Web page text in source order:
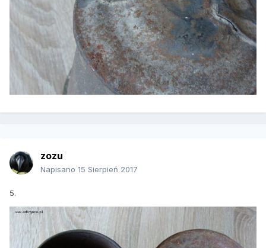
zozu
Napisano 15 Sierpień 2017
5.